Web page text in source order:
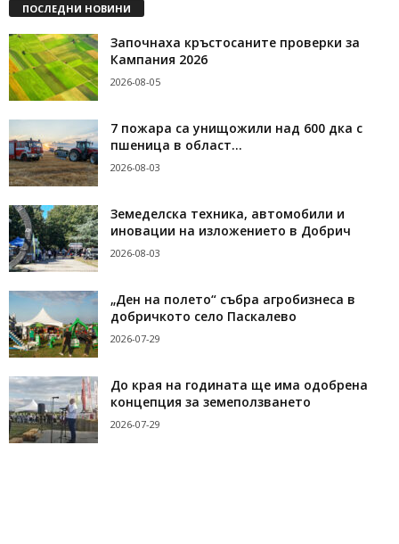
ПОСЛЕДНИ НОВИНИ
Започнаха кръстосаните проверки за
Кампания 2026
2026-08-05
7 пожара са унищожили над 600 дка с
пшеница в област...
2026-08-03
Земеделска техника, автомобили и
иновации на изложението в Добрич
2026-08-03
„Ден на полето“ събра агробизнеса в
добричкото село Паскалево
2026-07-29
До края на годината ще има одобрена
концепция за земеползването
2026-07-29